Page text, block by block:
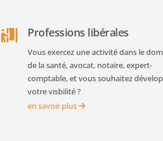
Professions libérales
Vous exercez une activité dans le
de la santé, avocat, notaire, expert-
comptable, et vous souhaitez
votre visbilité ?
en savoir plus